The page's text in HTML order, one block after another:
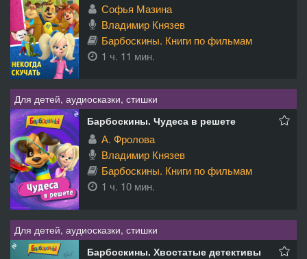
Софья Мазина
Владимир Князев
Барбоскины. Книги по фильмам
1 ч. 11 мин.
Для детей, аудиосказки, стишки
Барбоскины. Чудеса в решете
А. Фролова
Владимир Князев
Барбоскины. Книги по фильмам
1 ч. 10 мин.
Для детей, аудиосказки, стишки
Барбоскины. Хвостатые детективы